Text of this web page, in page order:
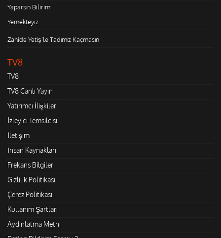
Yaparsın Bilirim
Yemekteyiz
Zahide Yetiş'le Tadımız Kaçmasın
TV8
TV8
TV8 Canlı Yayın
Yatırımcı İlişkileri
İzleyici Temsilcisi
İletişim
İnsan Kaynakları
Frekans Bilgileri
Gizlilik Politikası
Çerez Politikası
Kullanım Şartları
Aydınlatma Metni